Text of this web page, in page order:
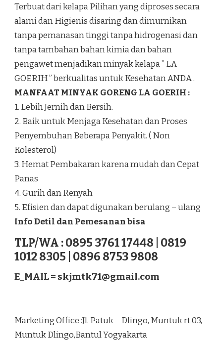
Terbuat dari kelapa Pilihan yang diproses secara
alami dan Higienis disaring dan dimurnikan
tanpa pemanasan tinggi tanpa hidrogenasi dan
tanpa tambahan bahan kimia dan bahan
pengawet menjadikan minyak kelapa ” LA
GOERIH ” berkualitas untuk Kesehatan ANDA .
MANFAAT MINYAK GORENG LA GOERIH :
1. Lebih Jernih dan Bersih.
2. Baik untuk Menjaga Kesehatan dan Proses
Penyembuhan Beberapa Penyakit. ( Non
Kolesterol)
3. Hemat Pembakaran karena mudah dan Cepat
Panas
4. Gurih dan Renyah
5. Efisien dan dapat digunakan berulang – ulang
Info Detil dan Pemesanan bisa
TLP/WA : 0895 3761 17448 | 0819
1012 8305 | 0896 8753 9808
E_MAIL = skjmtk71@gmail.com
Marketing Office :Jl. Patuk – Dlingo, Muntuk rt 03,
Muntuk Dlingo,Bantul Yogyakarta